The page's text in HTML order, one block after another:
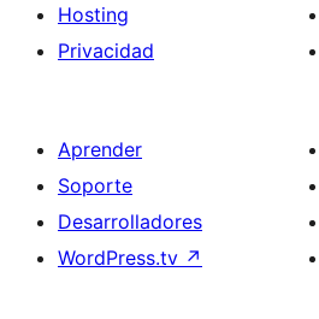
Hosting
Privacidad
Aprender
Soporte
Desarrolladores
WordPress.tv ↗